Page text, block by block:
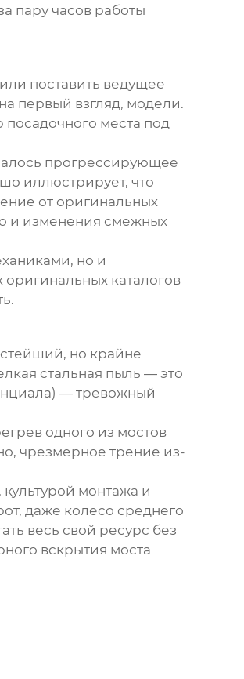
пару часов работы
поставить ведущее
первый взгляд, модели.
места под
прогрессирующее
иллюстрирует, что
от оригинальных
и изменения смежных
но и
каталогов
но крайне
стальная пыль — это
— тревожный
одного из мостов
чрезмерное трение из-
монтажа и
даже колесо среднего
весь свой ресурс без
вскрытия моста